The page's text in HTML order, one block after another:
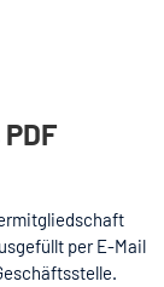
per E-Mail